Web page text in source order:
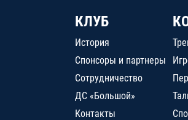
КЛУБ
История
Спонсоры и партнеры
Сотрудничество
ДС «Большой»
Контакты